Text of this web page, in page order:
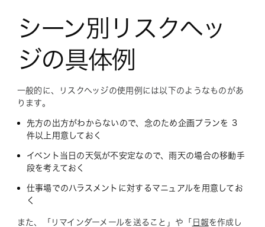
シーン別リスクヘッ
ジの具体例
一般的に、リスクヘッジの使用例には以下のようなものがあ
ります。
先方の出方がわからないので、念のため企画プランを 3
件以上用意しておく
イベント当日の天気が不安定なので、雨天の場合の移動手
段を考えておく
仕事場でのハラスメントに対するマニュアルを用意してお
く
また、「リマインダーメールを送ること」や「 日報を作成し